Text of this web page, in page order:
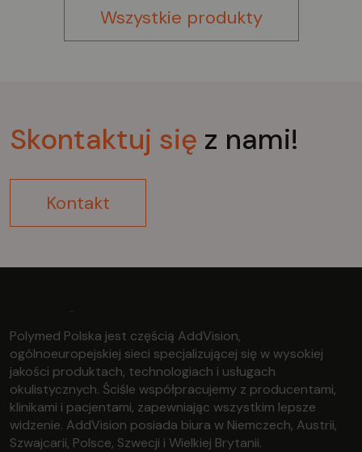
Wszystkie produkty
Skontaktuj się z nami!
Kontakt
Polymed Polska jest częścią AddVision,
ogólnoeuropejskiej sieci specjalizującej się w wysokiej
jakości produktach, technologiach i usługach
okulistycznych. Ściśle współpracujemy z producentami,
klinikami i pacjentami, zapewniając wszystkim lepsze
widzenie. AddVision posiada biura w Niemczech, Austrii,
Szwajcarii, Polsce, Szwecji i Wielkiej Brytanii.